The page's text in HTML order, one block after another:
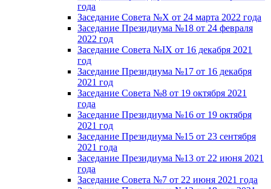
года
Заседание Совета №X от 24 марта 2022 года
Заседание Президиума №18 от 24 февраля
2022 год
Заседание Совета №IX от 16 декабря 2021
год
Заседание Президиума №17 от 16 декабря
2021 год
Заседание Совета №8 от 19 октября 2021
года
Заседание Президиума №16 от 19 октября
2021 год
Заседание Президиума №15 от 23 сентября
2021 года
Заседание Президиума №13 от 22 июня 2021
года
Заседание Совета №7 от 22 июня 2021 года